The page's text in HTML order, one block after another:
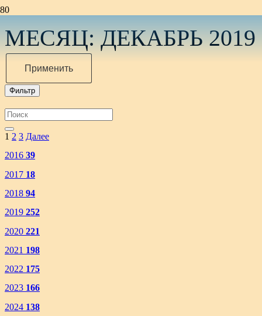
МЕСЯЦ:ДЕКАБРЬ 2019
Применить
Фильтр
1 2 3 Далее
2016 39
2017 18
2018 94
2019 252
2020 221
2021 198
2022 175
2023 166
2024 138